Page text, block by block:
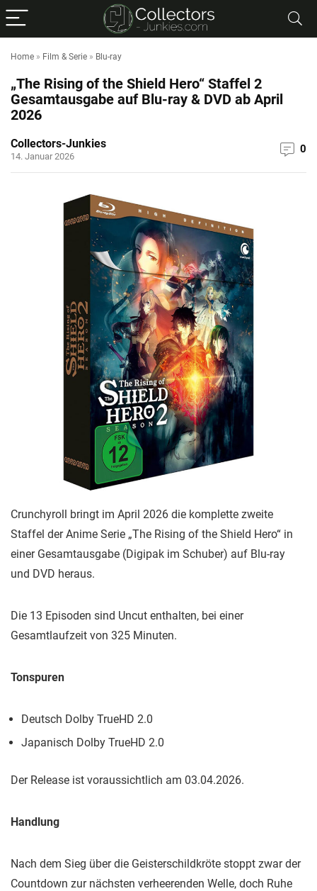
Home » Film & Serie » Blu-ray
„The Rising of the Shield Hero“ Staffel 2
Gesamtausgabe auf Blu-ray & DVD ab April
2026
Collectors-Junkies
14. Januar 2026
0
Crunchyroll bringt im April 2026 die komplette zweite
Staffel der Anime Serie „The Rising of the Shield Hero“ in
einer Gesamtausgabe (Digipak im Schuber) auf Blu-ray
und DVD heraus.
Die 13 Episoden sind Uncut enthalten, bei einer
Gesamtlaufzeit von 325 Minuten.
Tonspuren
Deutsch Dolby TrueHD 2.0
Japanisch Dolby TrueHD 2.0
Der Release ist voraussichtlich am 03.04.2026.
Handlung
Nach dem Sieg über die Geisterschildkröte stoppt zwar der
Countdown zur nächsten verheerenden Welle, doch Ruhe